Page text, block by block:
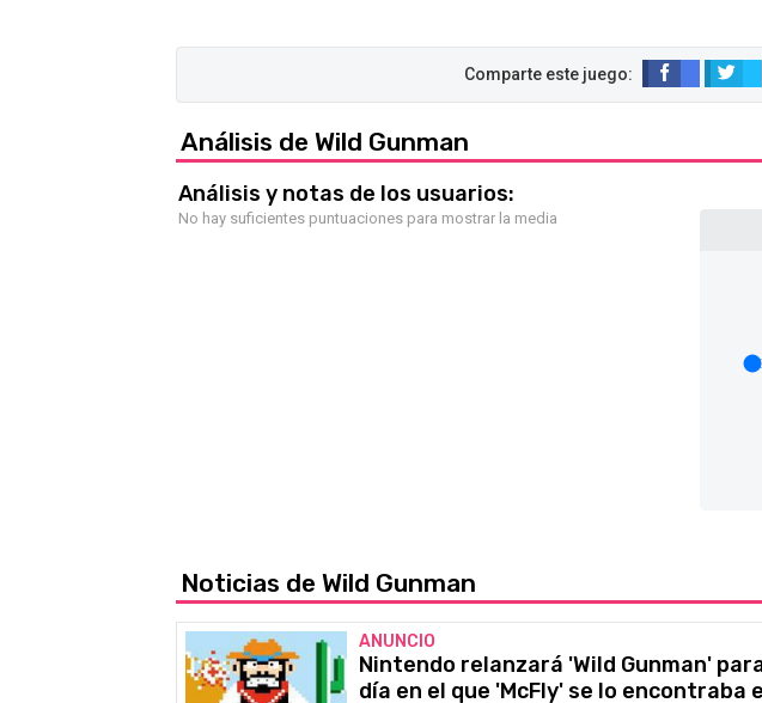
Análisis de Wild Gunman
Análisis y notas de los usuarios:
No hay suficientes puntuaciones para mostrar la media
Noticias de Wild Gunman
ANUNCIO
Nintendo relanzará 'Wild Gunman'
día en el que 'McFly' se lo encontraba